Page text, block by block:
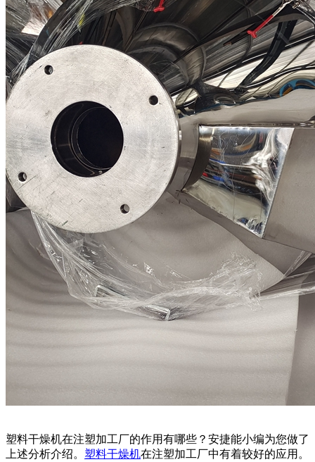
塑料干燥机在注塑加工厂的作用有哪些？安捷能小编为您做了
上述分析介绍。 塑料干燥机在注塑加工厂中有着较好的应用。